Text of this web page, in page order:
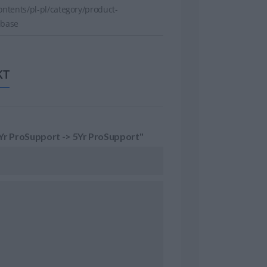
pl-pl/category/product-
ProSupport -> 5Yr ProSupport"